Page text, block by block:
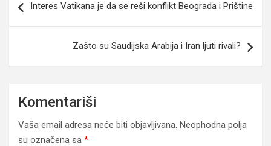
članaka
Interes Vatikana je da se reši konflikt Beograda i Prištine
Zašto su Saudijska Arabija i Iran ljuti rivali?
Komentariši
Vaša email adresa neće biti objavljivana. Neophodna polja
su označena sa *